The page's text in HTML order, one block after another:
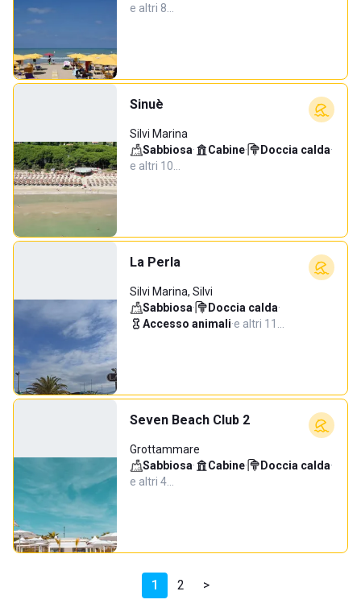
e altri 8…
Sinuè
Silvi Marina
Sabbiosa· Cabine· Doccia calda·
e altri 10…
La Perla
Silvi Marina, Silvi
Sabbiosa· Doccia calda·
Accesso animali·e altri 11…
Seven Beach Club 2
Grottammare
Sabbiosa· Cabine· Doccia calda·
e altri 4…
1 2 >